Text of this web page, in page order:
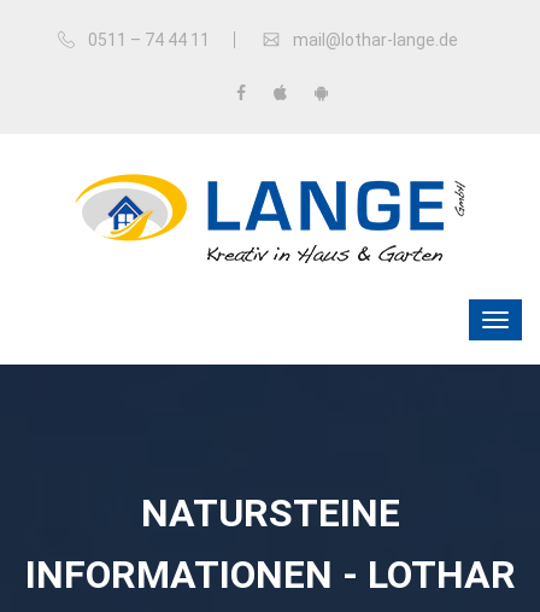
0511 – 74 44 11 mail@lothar-lange.de
NATURSTEINE
INFORMATIONEN - LOTHAR